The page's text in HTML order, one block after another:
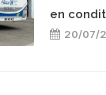
en
20/07/